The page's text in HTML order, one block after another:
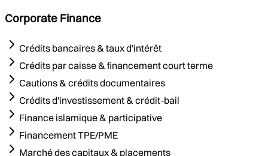
Corporate Finance
Crédits bancaires & taux d'intérêt
Crédits par caisse & financement court terme
Cautions & crédits documentaires
Crédits d'investissement & crédit-bail
Finance islamique & participative
Financement TPE/PME
Marché des capitaux & placements